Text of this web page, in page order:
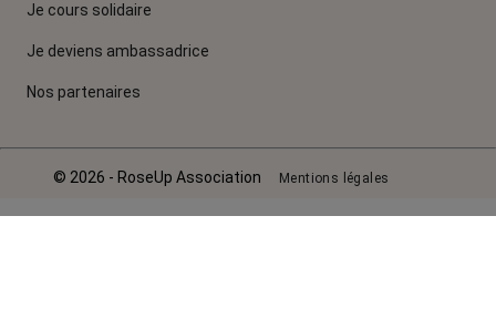
Je cours solidaire
Je deviens ambassadrice
Nos partenaires
© 2026 - RoseUp Association Mentions légales